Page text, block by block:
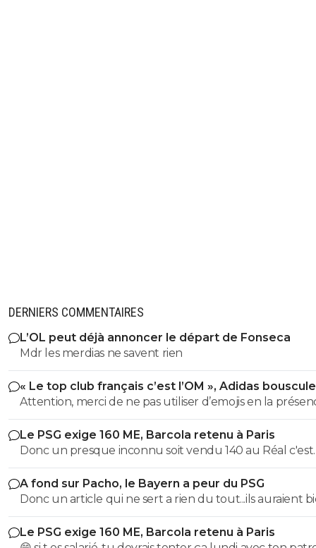
DERNIERS COMMENTAIRES
L’OL peut déjà annoncer le départ de Fonseca
Mdr les merdias ne savent rien
« Le top club français c’est l’OM », Adidas
PSG
Attention, merci de ne pas utiliser d’emojis en la
Raymond Q qui a un traumatisme de l enfance lié à ces
derniers; pour le soutenir, vous pouvez adhérer à son
association se prétendant faire partie d’une « élite »
se refusant catégoriquement l utilisation d emojis bien
populaire à son goût et surtout incompréhensible
gros globes oculaires de sardine. Cordialement.
Le PSG exige 160 ME, Barcola retenu à Paris
Donc un presque inconnu soit vendu 140 au Réal c'est
normal et un double détenteur de la LDC soit à un
faiblard normal ?? Messieurs les anglais allez vous faire
A fond sur Pacho, le Bayern a peur du PSG
Donc un article qui ne sert a rien du tout...ils auraient
voulu mais finalement non...je peux en écrire 200 des
comme ca !
Le PSG exige 160 ME, Barcola retenu à Paris